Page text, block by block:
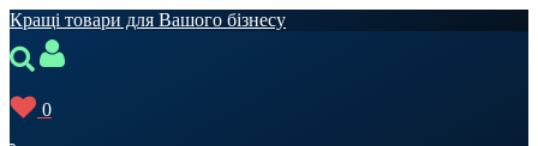
Кращі товари для Вашого бізнесу
0